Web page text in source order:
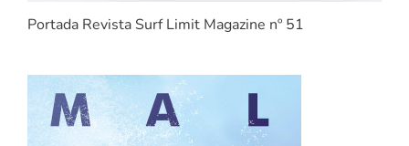
Portada Revista Surf Limit Magazine nº 51